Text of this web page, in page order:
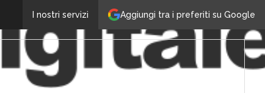
Aggiungi tra i preferiti su Google
I nostri servizi